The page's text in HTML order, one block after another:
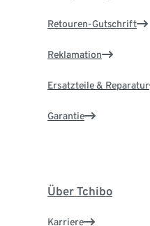
Retouren-Gutschrift
Reklamation
Ersatzteile & Reparatur
Garantie
Über Tchibo
Karriere